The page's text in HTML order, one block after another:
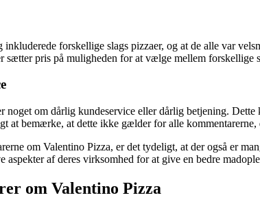
inkluderede forskellige slags pizzaer, og at de alle var
sætter pris på muligheden for at vælge mellem forskellige
om dårlig kundeservice eller dårlig betjening.
at bemærke, at dette ikke gælder for alle
om Valentino Pizza, er det tydeligt, at der også er
aspekter af deres virksomhed for at give en bedre
om Valentino Pizza